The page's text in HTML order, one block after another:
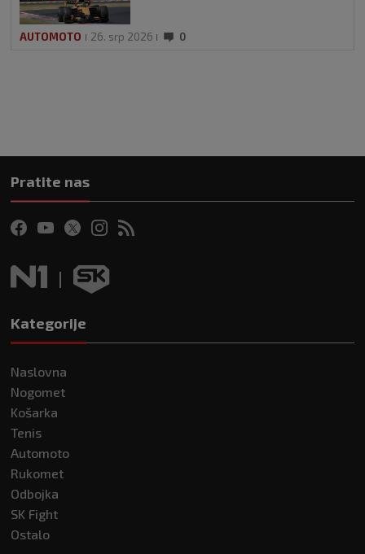
AUTOMOTO 26. srp 2026 0
Pratite nas
Kategorije
Naslovna
Nogomet
Košarka
Tenis
Automoto
Rukomet
Odbojka
SK Fight
Ostalo